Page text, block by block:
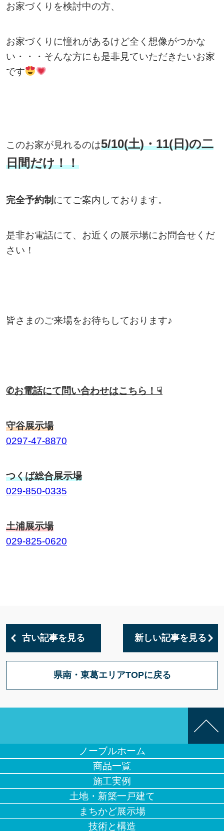
お家づくりを検討中の方、
お家づくりに憧れがあるけど全く想像がつかな
い・・・そんな方にも是非見ていただきたいお家
です
このお家が見れるのは5/10(土)・11(日)の二
日間だけ！！
完全予約制 にてご案内しております。
是非お電話にて、お近くの展示場にお問合せくだ
さい！
皆さまのご来場をお待ちしております♪
✆お電話にて問い合わせはこちら！☟
守谷展示場
0297-47-8870
つくば総合展示場
029-850-0335
土浦展示場
029-825-0620
古い記事を見る 新しい記事を見る
県南・東葛エリアTOPに戻る
ノーブルホーム
商品一覧
施工実例
土地・新築一戸建て
まちかど展示場
技術と構造